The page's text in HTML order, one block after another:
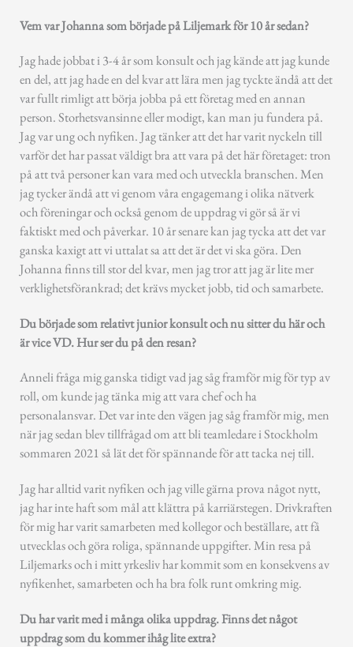
Vem var Johanna som började på Liljemark för 10 år sedan?
Jag hade jobbat i 3-4 år som konsult och jag kände att jag kunde
en del, att jag hade en del kvar att lära men jag tyckte ändå att det
var fullt rimligt att börja jobba på ett företag med en annan
person. Storhetsvansinne eller modigt, kan man ju fundera på.
Jag var ung och nyfiken. Jag tänker att det har varit nyckeln till
varför det har passat väldigt bra att vara på det här företaget: tron
på att två personer kan vara med och utveckla branschen. Men
jag tycker ändå att vi genom våra engagemang i olika nätverk
och föreningar och också genom de uppdrag vi gör så är vi
faktiskt med och påverkar. 10 år senare kan jag tycka att det var
ganska kaxigt att vi uttalat sa att det är det vi ska göra. Den
Johanna finns till stor del kvar, men jag tror att jag är lite mer
verklighetsförankrad; det krävs mycket jobb, tid och samarbete.
Du började som relativt junior konsult och nu sitter du här och
är vice VD. Hur ser du på den resan?
Anneli fråga mig ganska tidigt vad jag såg framför mig för typ av
roll, om kunde jag tänka mig att vara chef och ha
personalansvar. Det var inte den vägen jag såg framför mig, men
när jag sedan blev tillfrågad om att bli teamledare i Stockholm
sommaren 2021 så lät det för spännande för att tacka nej till.
Jag har alltid varit nyfiken och jag ville gärna prova något nytt,
jag har inte haft som mål att klättra på karriärstegen. Drivkraften
för mig har varit samarbeten med kollegor och beställare, att få
utvecklas och göra roliga, spännande uppgifter. Min resa på
Liljemarks och i mitt yrkesliv har kommit som en konsekvens av
nyfikenhet, samarbeten och ha bra folk runt omkring mig.
Du har varit med i många olika uppdrag. Finns det något
uppdrag som du kommer ihåg lite extra?